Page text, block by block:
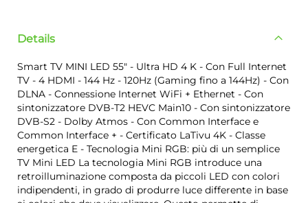
Details
Smart TV MINI LED 55" - Ultra HD 4 K - Con Full Internet
TV - 4 HDMI - 144 Hz - 120Hz (Gaming fino a 144Hz) - Con
DLNA - Connessione Internet WiFi + Ethernet - Con
sintonizzatore DVB-T2 HEVC Main10 - Con sintonizzatore
DVB-S2 - Dolby Atmos - Con Common Interface e
Common Interface + - Certificato LaTivu 4K - Classe
energetica E - Tecnologia Mini RGB: più di un semplice
TV Mini LED La tecnologia Mini RGB introduce una
retroilluminazione composta da piccoli LED con colori
indipendenti, in grado di produrre luce differente in base